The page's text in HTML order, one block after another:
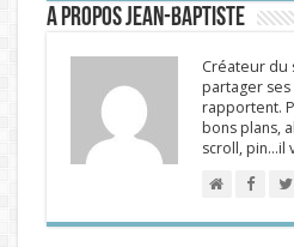
A propos Jean-Baptiste
Créateur du
partager
rapportent.
bons plans,
scroll, pin…il